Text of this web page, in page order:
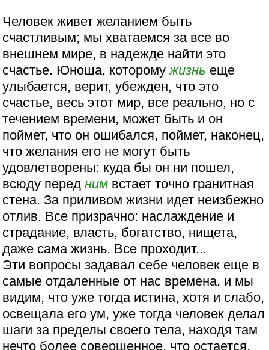
Человек живет желанием быть
счастливым; мы хватаемся за все во
внешнем мире, в надежде найти это
счастье. Юноша, которомужизнь еще
улыбается, верит, убежден, что это
счастье, весь этот мир, все реально, но с
течением времени, может быть и он
поймет, что он ошибался, поймет, наконец,
что желания его не могут быть
удовлетворены: куда бы он ни пошел,
всюду передним встает точно гранитная
стена. За приливом жизни идет неизбежно
отлив. Все призрачно: наслаждение и
страдание, власть, богатство, нищета,
даже сама жизнь. Все проходит...
Эти вопросы задавал себе человек еще в
самые отдаленные от нас времена, и мы
видим, что уже тогда истина, хотя и слабо,
освещала его ум, уже тогда человек делал
шаги за пределы своего тела, находя там
нечто более совершенное, что остается,